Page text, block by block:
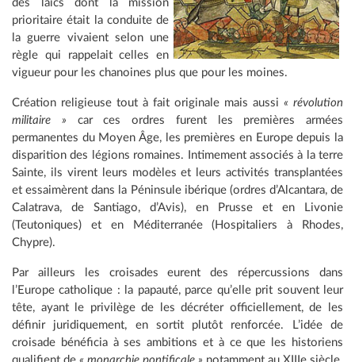
des laïcs dont la mission
prioritaire était la conduite de
la guerre vivaient selon une
règle qui rappelait celles en
vigueur pour les chanoines plus que pour les moines.
Création religieuse tout à fait originale mais aussi « révolution
militaire » car ces ordres furent les premières armées
permanentes du Moyen Âge, les premières en Europe depuis la
disparition des légions romaines. Intimement associés à la terre
Sainte, ils virent leurs modèles et leurs activités transplantées
et essaimèrent dans la Péninsule ibérique (ordres d’Alcantara, de
Calatrava, de Santiago, d’Avis), en Prusse et en Livonie
(Teutoniques) et en Méditerranée (Hospitaliers à Rhodes,
Chypre).
Par ailleurs les croisades eurent des répercussions dans
l’Europe catholique : la papauté, parce qu’elle prit souvent leur
tête, ayant le privilège de les décréter officiellement, de les
définir juridiquement, en sortit plutôt renforcée. L’idée de
croisade bénéficia à ses ambitions et à ce que les historiens